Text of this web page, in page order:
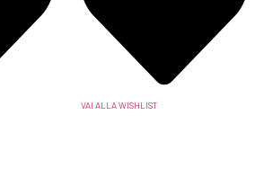
VAI ALLA WISHLIST